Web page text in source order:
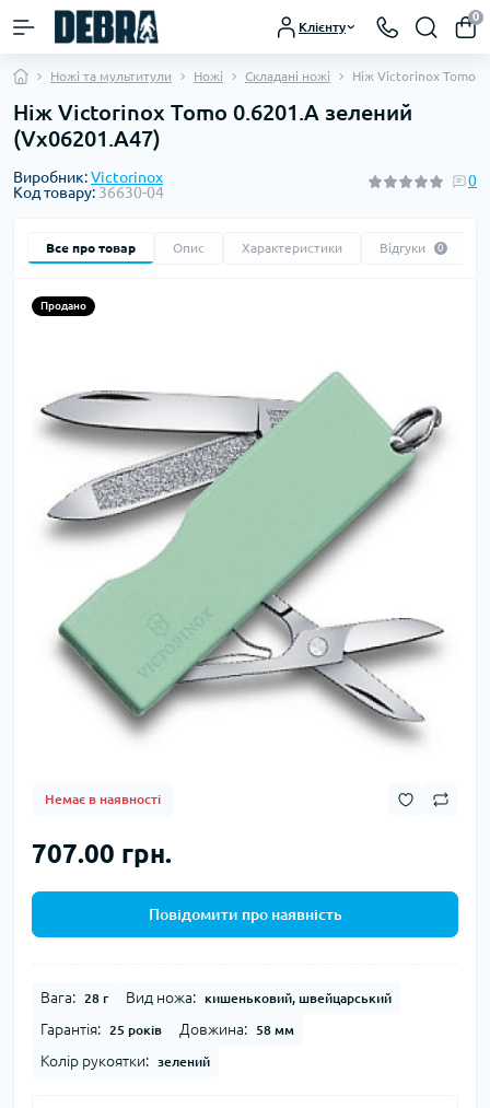
Клієнту
0
Ножі та мультитули Ножі Складані ножі Ніж Victorinox Tomo
Ніж Victorinox Tomo 0.6201.A зелений
(Vx06201.A47)
Виробник:Victorinox
Код товару: 36630-04
0
Все про товар Опис Характеристики Відгуки 0
Продано
Немає в наявності
707.00 грн.
Повідомити про наявність
Вага: 28 г Вид ножа: кишеньковий, швейцарський
Гарантія: 25 років Довжина: 58 мм
Колір рукоятки: зелений